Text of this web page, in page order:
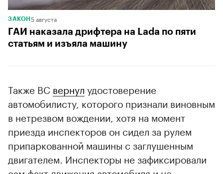
ЗАКОН 5 августа
ГАИ наказала дрифтера на Lada по пяти
статьям и изъяла машину
Также ВС вернул удостоверение
автомобилисту, которого признали виновным
в нетрезвом вождении, хотя на момент
приезда инспекторов он сидел за рулем
припаркованной машины с заглушенным
двигателем. Инспекторы не зафиксировали